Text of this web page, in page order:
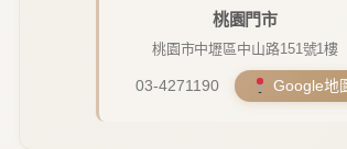
桃園門市
桃園市中壢區中山路151號1樓
03-4271190 Google地